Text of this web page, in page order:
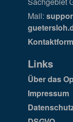
Mail:
Links
Über das
Impressum